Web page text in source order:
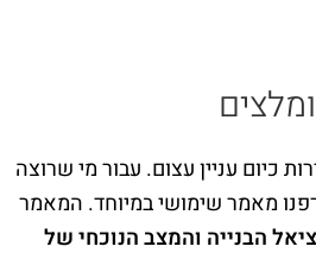
כיום עניין עצום. עבור מי שרוצה
מאמר שימושי במיוחד. המאמר
הבנייה והמצב הנוכחי של